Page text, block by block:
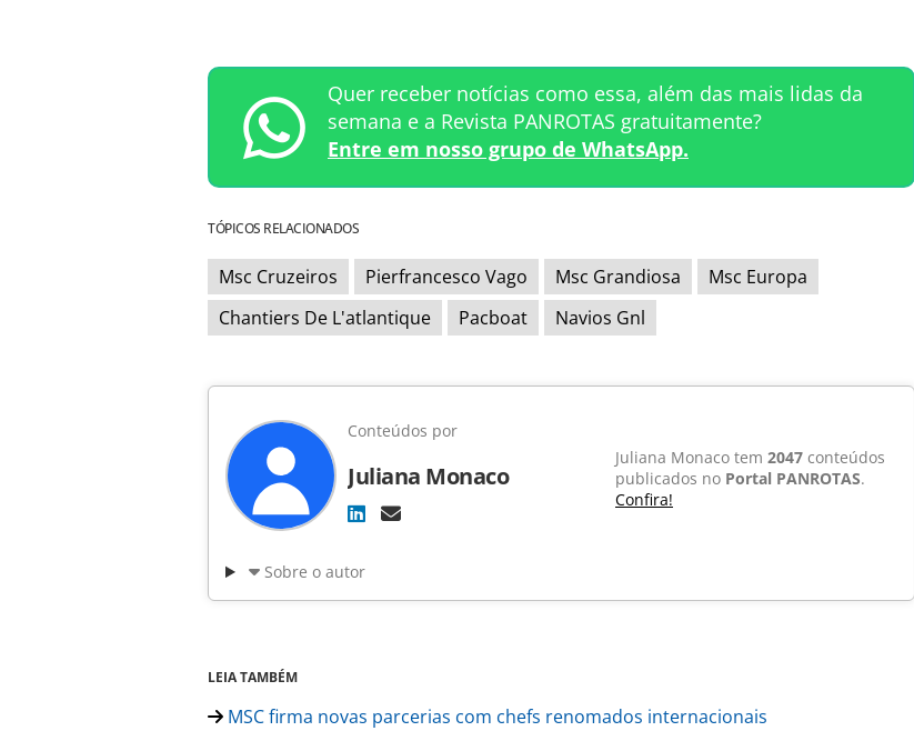
Quer receber notícias como essa, além das mais lidas da
semana e a Revista PANROTAS gratuitamente?
Entre em nosso grupo de WhatsApp.
TÓPICOS RELACIONADOS
Msc Cruzeiros Pierfrancesco Vago Msc Grandiosa
Msc Europa
Chantiers De L'atlantique
Pacboat Navios Gnl
Conteúdos por
Juliana Monaco
Juliana Monaco tem 2047 conteúdos
publicados no Portal PANROTAS.
Confira!
Sobre o autor
LEIA TAMBÉM
MSC firma novas parcerias com chefs renomados internacionais